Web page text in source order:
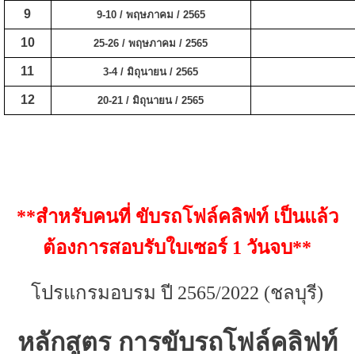
9 9-10 / พฤษภาคม / 2565
10 25-26 / พฤษภาคม / 2565
11 3-4 / มิถุนายน / 2565
12 20-21 / มิถุนายน / 2565
**สำหรับคนที่ ขับรถโฟล์คลิฟท์ เป็นแล้ว
ต้องการสอบรับใบเซอร์ 1 วันจบ**
โปรแกรมอบรม ปี 2565/2022 (ชลบุรี)
หลักสูตร การขับรถโฟล์คลิฟท์